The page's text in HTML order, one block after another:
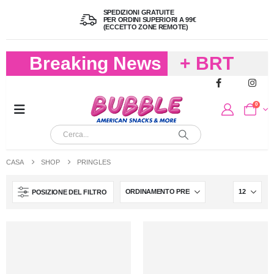
SPEDIZIONI GRATUITE
PER ORDINI SUPERIORI A 99€
(ECCETTO ZONE REMOTE)
Breaking News
+ BRT
FREDDO
PER
0
CASA SHOP PRINGLES
POSIZIONE DEL FILTRO